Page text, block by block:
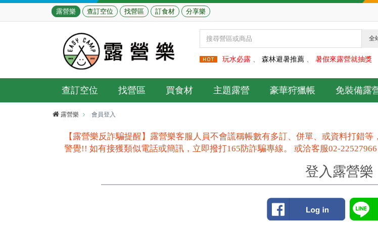
露營樂 查訂空位 找營區 訂食材 分享樂
全
玩水必露、 森林避暑推薦 、 暑假來露營就抽獎
查訂空位 找營區 買食材 主題露營 豪華狩獵帳 免裝備露
露營樂 會員登入
【露營樂反詐騙提醒】露營樂客服人員不會謊稱帳數有多訂、併單、或資料打錯
警覺!! 如有接獲類似電話或簡訊，立即撥打165防詐騙專線。 或洽客服02-
登入露營樂